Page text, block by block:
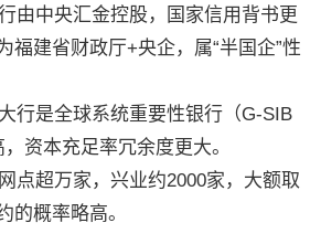
由中央汇金控股，国家信用背书更
福建省财政厅+央企，属“半国企”性
行是全球系统重要性银行（G-SIB
资本充足率冗余度更大。
点超万家，兴业约2000家，大额取
的概率略高。